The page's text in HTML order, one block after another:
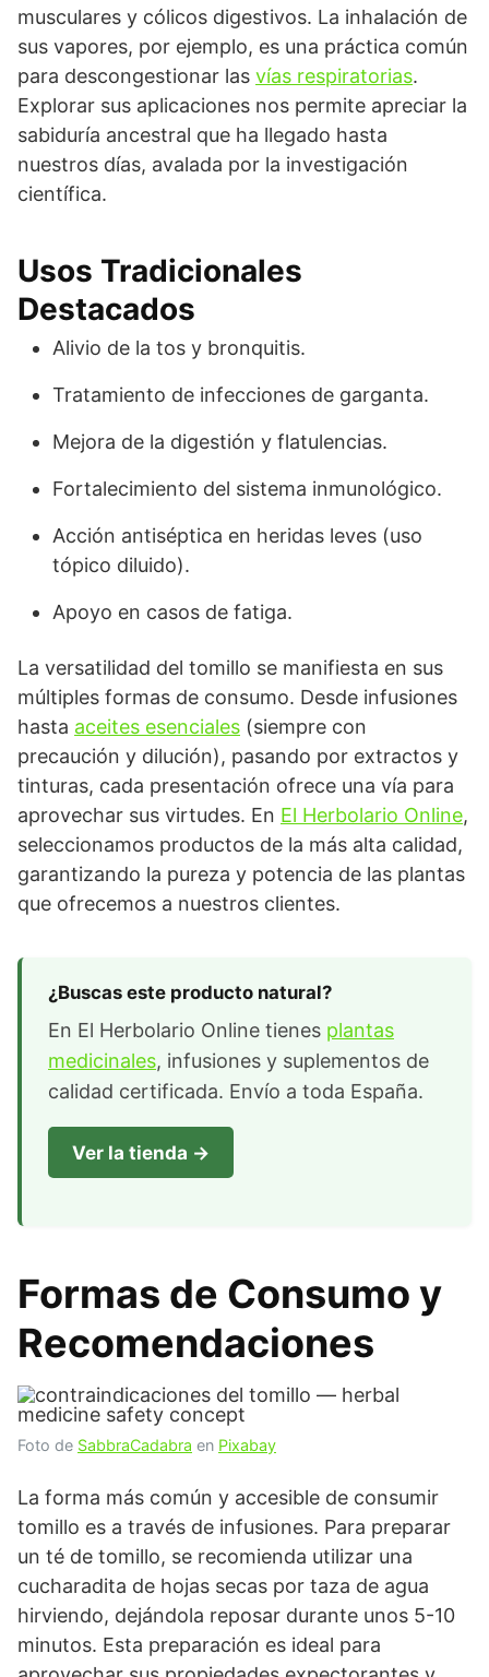
musculares y cólicos digestivos. La inhalación de
sus vapores, por ejemplo, es una práctica común
para descongestionar las vías respiratorias.
Explorar sus aplicaciones nos permite apreciar la
sabiduría ancestral que ha llegado hasta
nuestros días, avalada por la investigación
científica.
Usos Tradicionales
Destacados
Alivio de la tos y bronquitis.
Tratamiento de infecciones de garganta.
Mejora de la digestión y flatulencias.
Fortalecimiento del sistema inmunológico.
Acción antiséptica en heridas leves (uso
tópico diluido).
Apoyo en casos de fatiga.
La versatilidad del tomillo se manifiesta en sus
múltiples formas de consumo. Desde infusiones
hasta aceites esenciales (siempre con
precaución y dilución), pasando por extractos y
tinturas, cada presentación ofrece una vía para
aprovechar sus virtudes. En El Herbolario Online,
seleccionamos productos de la más alta calidad,
garantizando la pureza y potencia de las plantas
que ofrecemos a nuestros clientes.
¿Buscas este producto natural?
En El Herbolario Online tienes plantas
medicinales, infusiones y suplementos de
calidad certificada. Envío a toda España.
Ver la tienda →
Formas de Consumo y
Recomendaciones
Foto de SabbraCadabra en Pixabay
La forma más común y accesible de consumir
tomillo es a través de infusiones. Para preparar
un té de tomillo, se recomienda utilizar una
cucharadita de hojas secas por taza de agua
hirviendo, dejándola reposar durante unos 5-10
minutos. Esta preparación es ideal para